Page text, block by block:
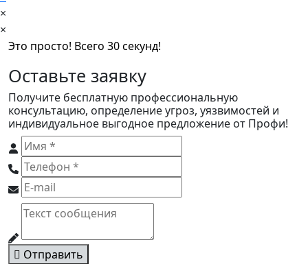
×
×
Это просто! Всего 30 секунд!
Оставьте заявку
Получите бесплатную профессиональную
консультацию, определение угроз, уязвимостей и
индивидуальное выгодное предложение от Профи!
Отправить